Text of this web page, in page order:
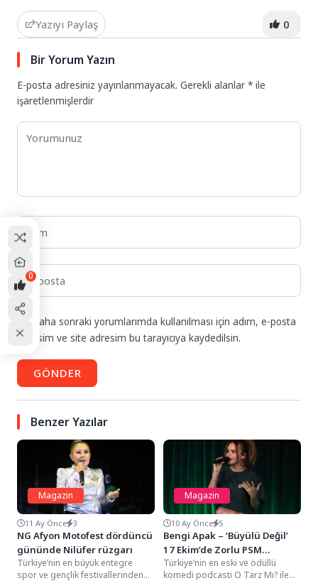
Yazıyı Paylaş 0
Bir Yorum Yazın
E-posta adresiniz yayınlanmayacak. Gerekli alanlar* ile
işaretlenmişlerdir
Daha sonraki yorumlarımda kullanılması için adım, e-posta
adresim ve site adresim bu tarayıcıya kaydedilsin.
GÖNDER
Benzer Yazılar
Magazin
11 Ay Önce 3
NG Afyon Motofest dördüncü
gününde Nilüfer rüzgarı
Türkiye’nin en büyük entegre
spor ve gençlik festivallerinden
Magazin
10 Ay Önce 5
Bengi Apak – ‘Büyülü Değil’
17 Ekim’de Zorlu PSM
Sahnesi’nde!
Türkiye’nin en eski ve ödüllü
komedi podcasti O Tarz Mı? ile
0